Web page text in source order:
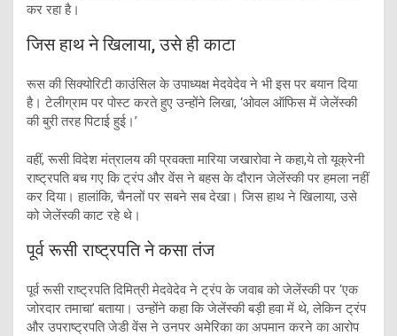
कर रहा है।
जिस हाथ ने खिलाया, उसे ही काटा
रूस की सिक्योरिटी काउंसिल के उपाध्यक्ष मेदवेदेव ने भी इस पर बयान दिया
है। टेलीग्राम पर पोस्ट करते हुए उन्होंने लिखा, ‘ओवल ऑफिस में जेलेंस्की
की बुरी तरह पिटाई हुई।’
वहीं, रूसी विदेश मंत्रालय की प्रवक्ता मारिया जखारोवा ने कहा,ये तो यूक्रेनी
राष्ट्रपति बच गए कि ट्रंप और वेंस ने बहस के दौरान जेलेंस्की पर हमला नहीं
कर दिया। हालांकि, चैनलों पर सबने सब देखा। जिस हाथ ने खिलाया, उसे
को जेलेंस्की काट रहे थे।
पूर्व रूसी राष्ट्रपति ने कसा तंज
पूर्व रूसी राष्ट्रपति दिमित्री मेदवेदेव ने ट्रंप के जवाब को जेलेंस्की पर ‘एक
जोरदार तमाचा’ बताया। उन्होंने कहा कि जेलेंस्की बड़ी हवा में थे, लेकिन ट्रंप
और उपराष्ट्रपति जेडी वेंस ने उनपर अमेरिका का अपमान करने का आरोप